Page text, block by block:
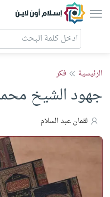
إسلام أون لاين
الرئيسية فكر
جهود الشيخ محمد
لقمان عبد السلام